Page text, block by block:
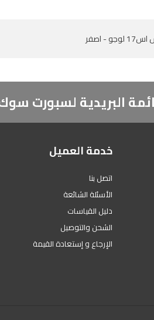
- اصفر
البريدية لسبورت
خدمة العميل
اتصل بنا
الأسئلة الشائعة
دليل القياسات
الشحن والتوصيل
الإرجاع و إستعادة القيمة